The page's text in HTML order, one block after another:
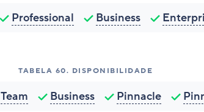
Professional Business
TABELA 60. DISPONIBILIDADE
Team Business Pinnacle